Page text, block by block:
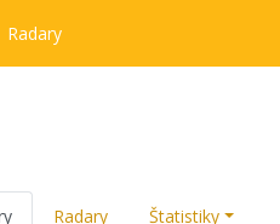
Radary
Radary Štatistiky